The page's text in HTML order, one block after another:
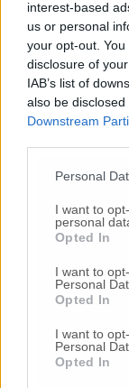
interest-based
us or personal
your opt-out.
disclosure of
IAB’s list of
also be
Downstream
Personal
I want to
personal
Opted In
I want to
Personal
Opted In
I want to
Personal
Opted In
Il presidio
dello
proseguirà
festività
ospitale
Centri
tenda vicino
inoltre,
dei
stanno
come Agorà